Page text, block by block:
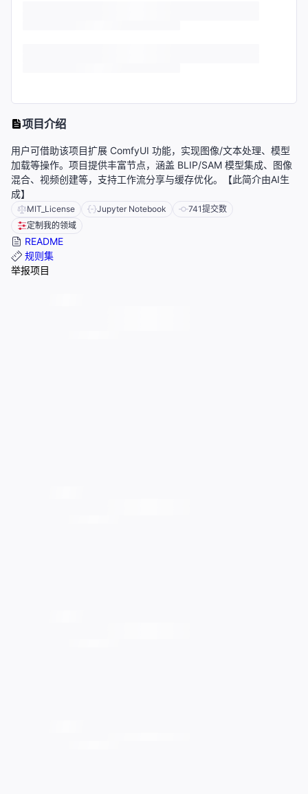
项目介绍
用户可借助该项目扩展 ComfyUI 功能，实现图像/文本处理、模型
加载等操作。项目提供丰富节点，涵盖 BLIP/SAM 模型集成、图像
混合、视频创建等，支持工作流分享与缓存优化。【此简介由AI生
成】
MIT_License Jupyter Notebook 741提交数
定制我的领域
README
规则集
举报项目